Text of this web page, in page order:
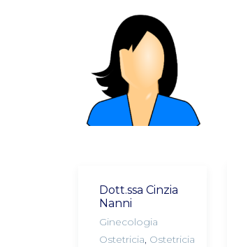
Dott.ssa Cinzia
Nanni
Ginecologia
Ostetricia, Ostetricia